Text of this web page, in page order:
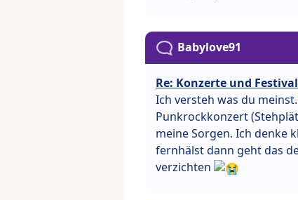
Babylove91
Re: Konzerte und
Ich versteh was du
Punkrockkonzert
meine Sorgen. Ich denke
fernhälst dann geht das
verzichten